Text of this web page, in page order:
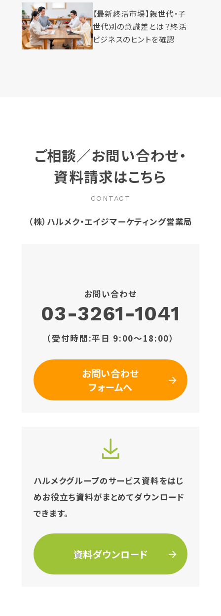
【最新終活市場】親世代・子
世代別の意識差とは？終活
ビジネスのヒントを確認
ご相談／お問い合わせ・
資料請求はこちら
CONTACT
（株）ハルメク・エイジマーケティング営業局
お問い合わせ
03-3261-1041
（受付時間:平日 9:00〜18:00）
お問い合わせ
フォームへ
ハルメクグループのサービス資料をはじ
めお役立ち資料がまとめてダウンロード
できます。
資料ダウンロード